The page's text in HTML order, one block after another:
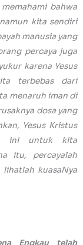
bahwa
kita sendiri
manusia yang
percaya juga
karena Yesus
terbebas dari
menaruh iman di
dosa yang
Yesus Kristus
ini untuk kita
itu, percayalah
lihatlah kuasaNya